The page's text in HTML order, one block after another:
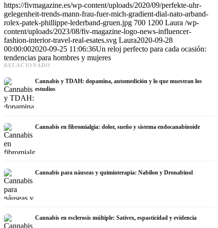
https://fivmagazine.es/wp-content/uploads/2020/09/perfekte-uhr-
gelegenheit-trends-mann-frau-fuer-mich-gradient-dial-nato-arband-
rolex-patek-phillippe-lederband-gruen.jpg 700 1200 Laura /wp-
content/uploads/2023/08/fiv-magazine-logo-news-influencer-
fashion-interior-travel-real-esates.svg Laura2020-09-28
00:00:002020-09-25 11:06:36Un reloj perfecto para cada ocasión:
tendencias para hombres y mujeres
RELACIONADO
Cannabis y TDAH: dopamina, automedición y lo que muestran los
estudios
Cannabis en fibromialgia: dolor, sueño y sistema endocanabinoide
Cannabis para náuseas y quimioterapia: Nabilon y Dronabinol
Cannabis en esclerosis múltiple: Sativex, espasticidad y evidencia